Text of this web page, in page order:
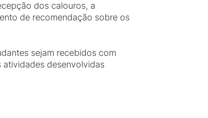
dos calouros, a
de recomendação sobre os
sejam recebidos com
atividades desenvolvidas